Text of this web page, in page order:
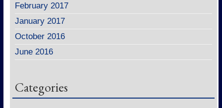
February 2017
January 2017
October 2016
June 2016
Categories